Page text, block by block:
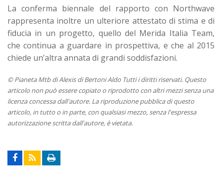
La conferma biennale del rapporto con Northwave
rappresenta inoltre un ulteriore attestato di stima e di
fiducia in un progetto, quello del Merida Italia Team,
che continua a guardare in prospettiva, e che al 2015
chiede un’altra annata di grandi soddisfazioni.
© Pianeta Mtb di Alexis di Bertoni Aldo Tutti i diritti riservati. Questo
articolo non può essere copiato o riprodotto con altri mezzi senza una
licenza concessa dall'autore. La riproduzione pubblica di questo
articolo, in tutto o in parte, con qualsiasi mezzo, senza l'espressa
autorizzazione scritta dall'autore, è vietata.